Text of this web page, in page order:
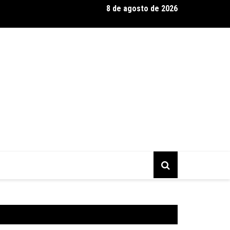
Silva se destaca como expert em extensão capilar e aposta na
8 de agosto de 2026